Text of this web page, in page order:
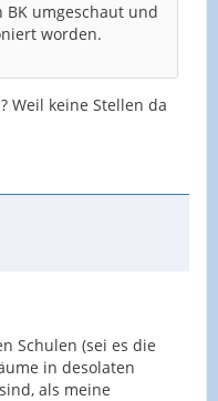
umgeschaut und
worden.
Weil keine Stellen da
Schulen (sei es die
in desolaten
als meine